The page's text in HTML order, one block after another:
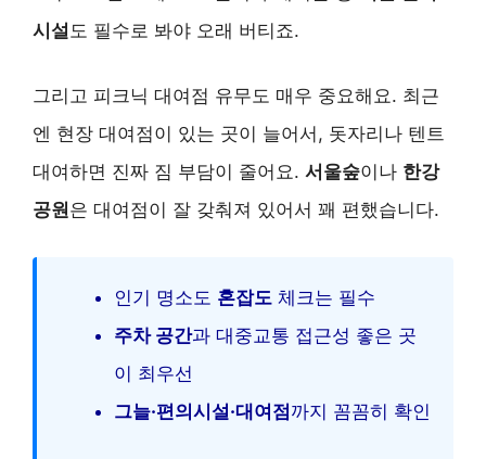
시설 도 필수로 봐야 오래 버티죠.
그리고 피크닉 대여점 유무도 매우 중요해요. 최근
엔 현장 대여점이 있는 곳이 늘어서, 돗자리나 텐트
대여하면 진짜 짐 부담이 줄어요. 서울숲이나 한강
공원은 대여점이 잘 갖춰져 있어서 꽤 편했습니다.
인기 명소도 혼잡도 체크는 필수
주차 공간과 대중교통 접근성 좋은 곳
이 최우선
그늘·편의시설·대여점까지 꼼꼼히 확인